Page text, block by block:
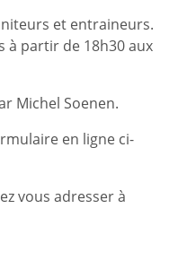
et entraineurs.
à partir de 18h30 aux
Michel Soenen.
en ligne ci-
vous adresser à